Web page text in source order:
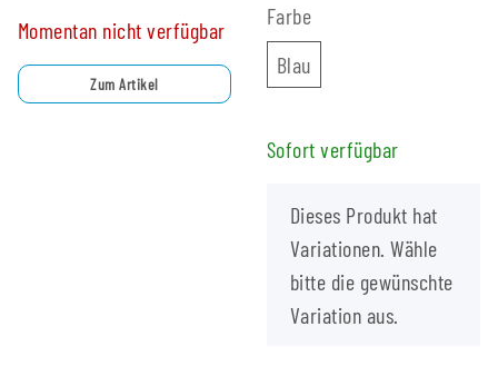
Momentan nicht verfügbar
Zum Artikel
Farbe
BlauBlau
Sofort verfügbar
x
Dieses Produkt hat
Variationen. Wähle
bitte die gewünschte
Variation aus.